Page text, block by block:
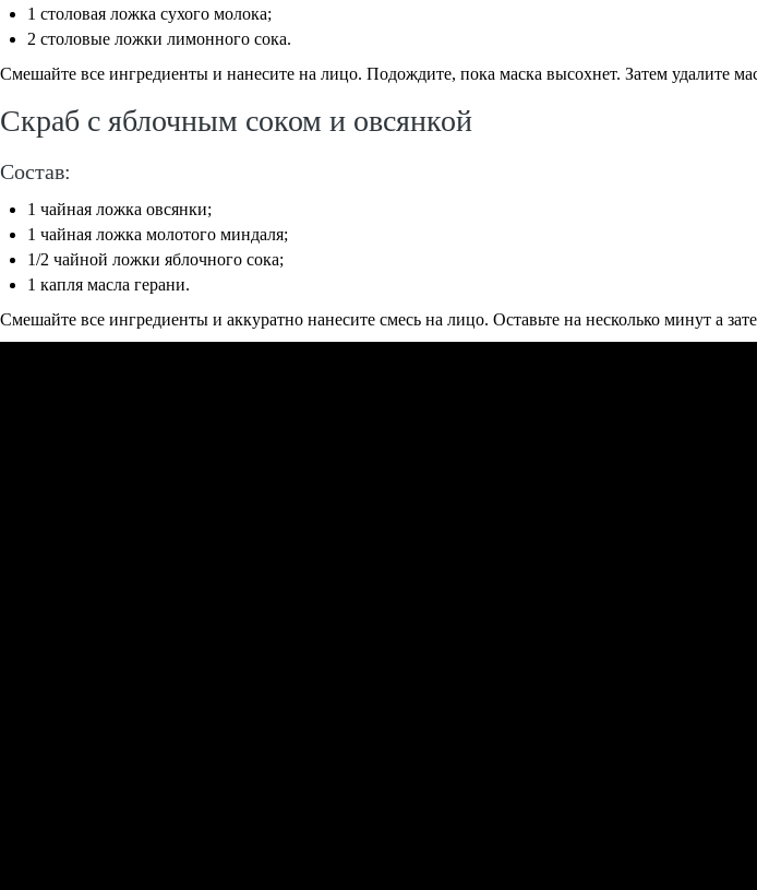
1 столовая ложка сухого молока;
2 столовые ложки лимонного сока.
Смешайте все ингредиенты и нанесите на лицо. Подождите, пока маска высохнет. Затем удалите
Скраб с яблочным соком и овсянкой
Состав:
1 чайная ложка овсянки;
1 чайная ложка молотого миндаля;
1/2 чайной ложки яблочного сока;
1 капля масла герани.
Смешайте все ингредиенты и аккуратно нанесите смесь на лицо. Оставьте на несколько минут а